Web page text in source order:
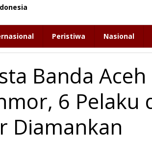
Peristiwa Nasional
Banda
6 Pelaku
Diamankan